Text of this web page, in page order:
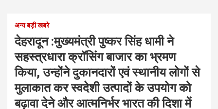
अन्य बड़ी खबरे
देहरादून :मुख्यमंत्री पुष्कर सिंह धामी ने
सहस्त्रधारा क्रॉसिंग बाजार का भ्रमण
किया, उन्होंने दुकानदारों एवं स्थानीय लोगों से
मुलाकात कर स्वदेशी उत्पादों के उपयोग को
बढ़ावा देने और आत्मनिर्भर भारत की दिशा में